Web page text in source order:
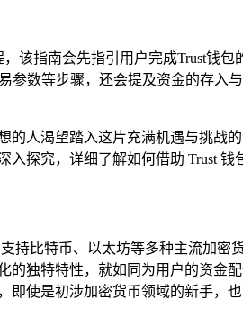
该指南会先指引用户完成Trust钱
数等步骤，还会提及资金的存入
人渴望踏入这片充满机遇与挑战
探究，详细了解如何借助 Trust 钱
持比特币、以太坊等多种主流加密
独特特性，就如同为用户的资金
使是初涉加密货币领域的新手，